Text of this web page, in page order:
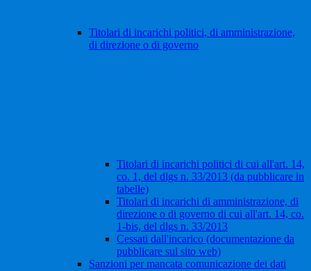
Titolari di incarichi politici, di amministrazione,
di direzione o di governo
Titolari di incarichi politici di cui all'art. 14,
co. 1, del dlgs n. 33/2013 (da pubblicare in
tabelle)
Titolari di incarichi di amministrazione, di
direzione o di governo di cui all'art. 14, co.
1-bis, del dlgs n. 33/2013
Cessati dall'incarico (documentazione da
pubblicare sul sito web)
Sanzioni per mancata comunicazione dei dati